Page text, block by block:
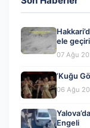
ele
07 Ağu
‘Kuğu
06 Ağu
Engeli